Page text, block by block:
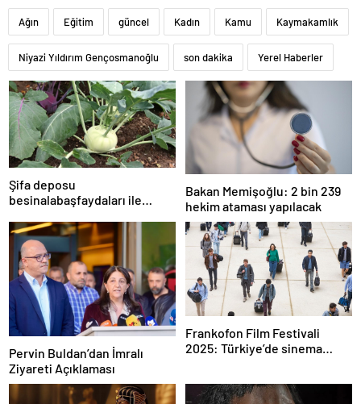
Ağın Eğitim güncel Kadın Kamu Kaymakamlık
Niyazi Yıldırım Gençosmanoğlu son dakika Yerel Haberler
Şifa deposu
besinalabaşfaydaları ile
koruyan mucize besin
alabaş…
Bakan Memişoğlu: 2 bin 239
hekim ataması yapılacak
Pervin Buldan’dan İmralı
Ziyareti Açıklaması
Frankofon Film Festivali
2025: Türkiye’de sinema